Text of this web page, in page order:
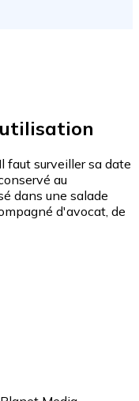
faut surveiller sa date
au
dans une salade
d'avocat, de